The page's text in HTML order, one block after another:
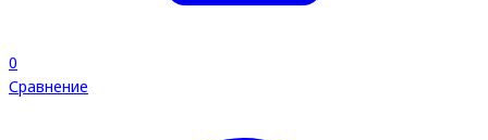
0
Сравнение